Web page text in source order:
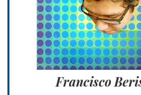
Francisco